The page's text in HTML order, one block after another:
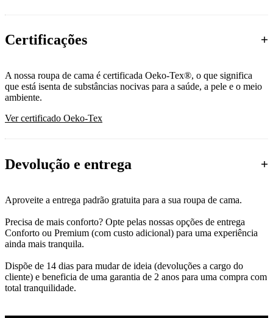
Certificações
A nossa roupa de cama é certificada Oeko-Tex®, o que significa
que está isenta de substâncias nocivas para a saúde, a pele e o meio
ambiente.
Ver certificado Oeko-Tex
Devolução e entrega
Aproveite a entrega padrão gratuita para a sua roupa de cama.
Precisa de mais conforto? Opte pelas nossas opções de entrega
Conforto ou Premium (com custo adicional) para uma experiência
ainda mais tranquila.
Dispõe de 14 dias para mudar de ideia (devoluções a cargo do
cliente) e beneficia de uma garantia de 2 anos para uma compra com
total tranquilidade.